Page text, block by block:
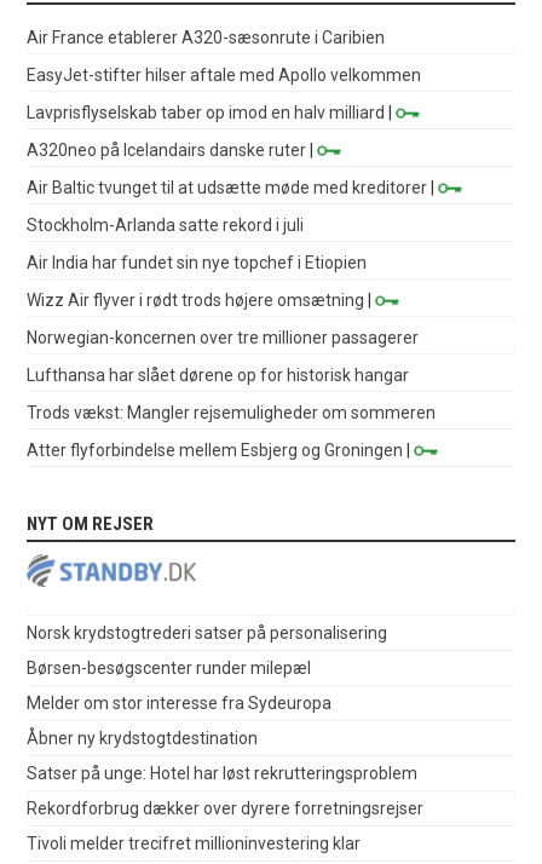
Air France etablerer A320-sæsonrute i Caribien
EasyJet-stifter hilser aftale med Apollo velkommen
Lavprisflyselskab taber op imod en halv milliard
|
A320neo på Icelandairs danske ruter |
Air Baltic tvunget til at udsætte møde med kreditorer |
Stockholm-Arlanda satte rekord i juli
Air India har fundet sin nye topchef i Etiopien
Wizz Air flyver i rødt trods højere omsætning |
Norwegian-koncernen over tre millioner passagerer
Lufthansa har slået dørene op for historisk hangar
Trods vækst: Mangler rejsemuligheder om sommeren
Atter flyforbindelse mellem Esbjerg og Groningen |
NYT OM REJSER
Norsk krydstogtrederi satser på personalisering
Børsen-besøgscenter runder milepæl
Melder om stor interesse fra Sydeuropa
Åbner ny krydstogtdestination
Satser på unge: Hotel har løst rekrutteringsproblem
Rekordforbrug dækker over dyrere forretningsrejser
Tivoli melder trecifret millioninvestering klar